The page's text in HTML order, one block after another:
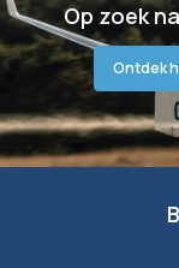
Op zoek
Ontdek